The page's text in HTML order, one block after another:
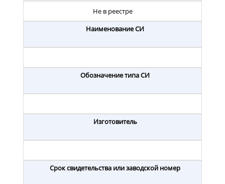
Не в реестре
Наименование СИ
Обозначение типа СИ
Изготовитель
Срок свидетельства или заводской номер